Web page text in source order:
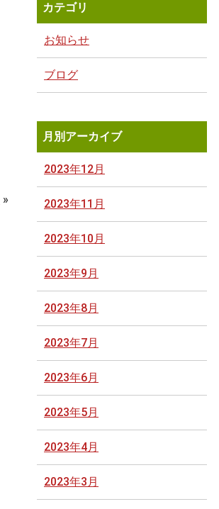
»
カテゴリ
お知らせ
ブログ
月別アーカイブ
2023年12月
2023年11月
2023年10月
2023年9月
2023年8月
2023年7月
2023年6月
2023年5月
2023年4月
2023年3月